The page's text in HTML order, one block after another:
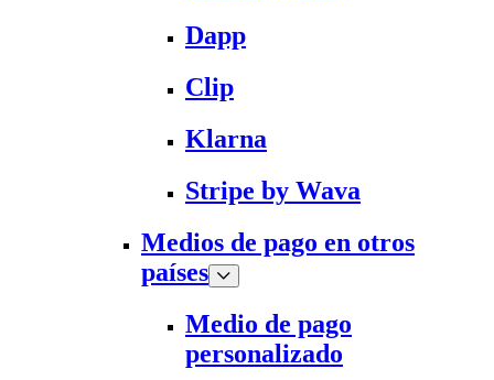
Dapp
Clip
Klarna
Stripe by Wava
Medios de pago en otros
países
Medio de pago
personalizado